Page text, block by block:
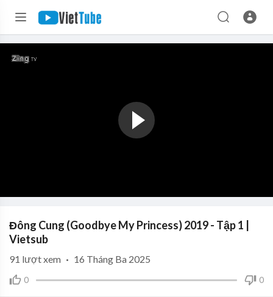
Đông Cung (Goodbye My Princess) 2019 - Tập 1 |
Vietsub
0 0
91 lượt xem · 16 Tháng Ba 2025